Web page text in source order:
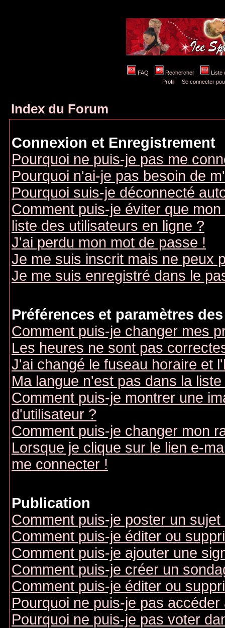
FAQ Rechercher
Liste
Profil
Se connecter
Index du Forum
Connexion et Enregistrement
Pourquoi ne puis-je pas me
Pourquoi n'ai-je pas besoin de
Pourquoi suis-je déconnecté
Comment puis-je éviter que
liste des utilisateurs en ligne ?
J'ai perdu mon mot de passe !
Je me suis inscrit mais ne peux
Je me suis enregistré dans le
Préférences et paramètres
Comment puis-je changer mes
Les heures ne sont pas
J'ai changé le fuseau horaire et
Ma langue n'est pas dans la liste
Comment puis-je montrer une
d'utilisateur ?
Comment puis-je changer mon
Lorsque je clique sur le lien e-
me connecter !
Publication
Comment puis-je poster un
Comment puis-je éditer ou
Comment puis-je ajouter une
Comment puis-je créer un
Comment puis-je éditer ou
Pourquoi ne puis-je pas accéder
Pourquoi ne puis-je pas voter